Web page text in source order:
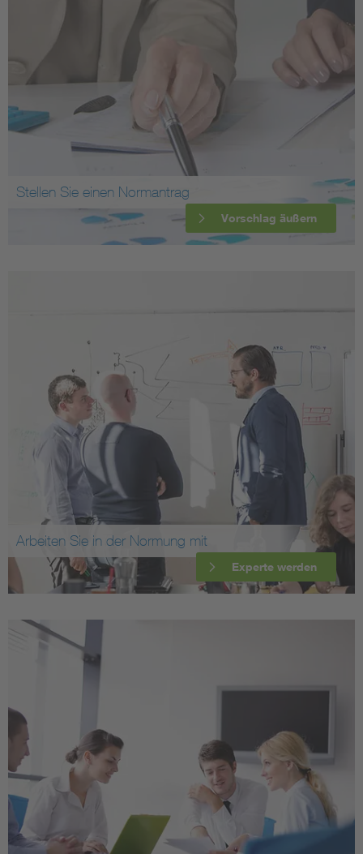
Stellen Sie einen Normantrag
Vorschlag äußern
Arbeiten Sie in der Normung mit
Experte werden